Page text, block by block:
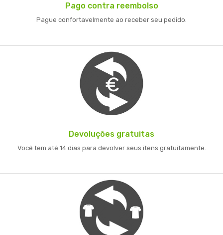
Pago contra reembolso
Pague confortavelmente ao receber seu pedido.
Devoluções gratuitas
Você tem até 14 dias para devolver seus itens gratuitamente.